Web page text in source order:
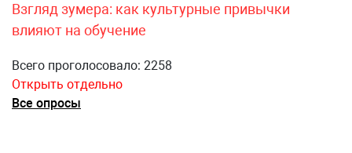
Взгляд зумера: как культурные привычки
влияют на обучение
Всего проголосовало: 2258
Открыть отдельно
Все опросы